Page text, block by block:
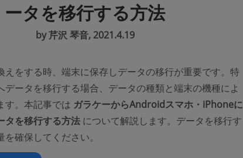
ータを移行する方法
by 芹沢 琴音, 2021.4.19
えをする時、端末に保存しデータの移行が重要です。特
データを移行する場合、データの種類と端末の機種によ
す。本記事では ガラケーからAndroidスマホ・iPhoneに
タを移行する方法について解説します。データを移行す
確保してください。